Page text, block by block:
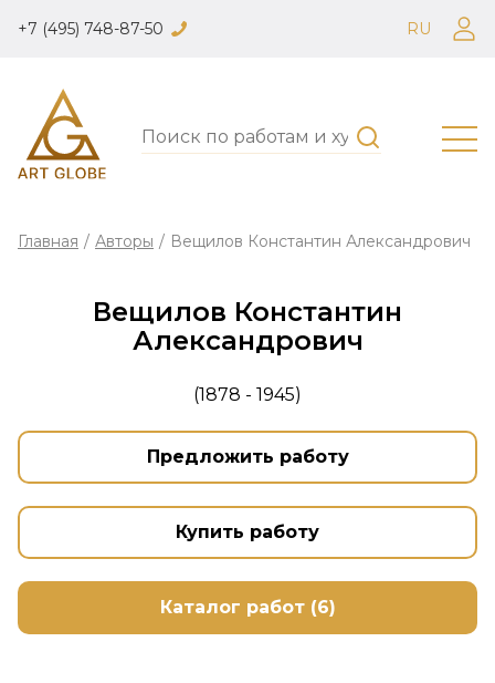
+7 (495) 748-87-50 RU
Главная / Авторы / Вещилов Константин Александрович
Вещилов Константин
Александрович
(1878 - 1945)
Предложить работу
Купить работу
Каталог работ (6)